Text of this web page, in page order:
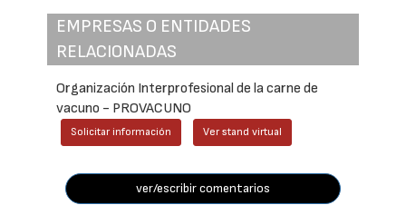
EMPRESAS O ENTIDADES
RELACIONADAS
Organización Interprofesional de la carne de
vacuno - PROVACUNO
Solicitar información Ver stand virtual
ver/escribir comentarios